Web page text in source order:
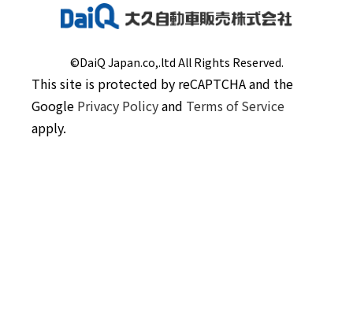
©DaiQ Japan.co,.ltd All Rights Reserved.
This site is protected by reCAPTCHA and the
Google Privacy Policyand Terms of Service
apply.